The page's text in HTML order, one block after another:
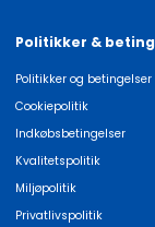
Politikker &
Politikker og betingelser
Cookiepolitik
Indkøbsbetingelser
Kvalitetspolitik
Miljøpolitik
Privatlivspolitik